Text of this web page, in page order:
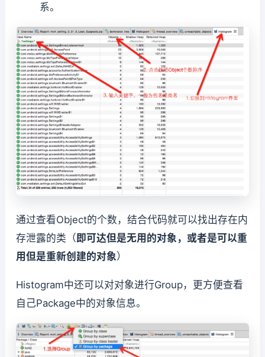
系。
通过查看Object的个数，结合代码就可以找出存在内
存泄露的类（即可达但是无用的对象，或者是可以重
用但是重新创建的对象）
Histogram中还可以对对象进行Group，更方便查看
自己Package中的对象信息。